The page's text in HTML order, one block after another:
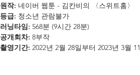
원작: 네이버 웹툰 - 김칸비의 〈스위트홈〉
등급: 청소년 관람불가
러닝타임: 568분 (9시간 28분)
공개회차: 8부작
촬영기간: 2022년 2월 28일부터 2023년 3월